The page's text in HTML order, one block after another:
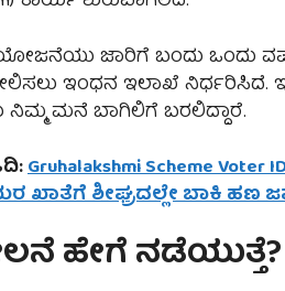
ಜಾರಿಗೆ ಬಂದು ಒಂದು
ಇಂಧನ ಇಲಾಖೆ ನಿರ್ಧರಿಸಿದೆ.
ನಿಮ್ಮ ಮನೆ ಬಾಗಿಲಿಗೆ ಬರಲಿದ್ದಾರೆ.
Gruhalakshmi Scheme
ಖಾತೆಗೆ ಶೀಘ್ರದಲ್ಲೇ ಬಾಕಿ ಹಣ
ಹೇಗೆ ನಡೆಯುತ್ತೆ?